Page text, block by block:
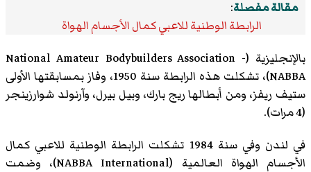
مقالة مفصلة:
الرابطة الوطنية للاعبي كمال الأجسام الهواة
بالإنجليزية (National Amateur Bodybuilders Association -
NABBA)، تشكلت هذه الرابطة سنة 1950، وفاز بمسابقتها الأولى
ستيف ريفز، ومن أبطالها ريج بارك، وبيل بيرل، وآرنولد شوارزينجر
(4 مرات).
في لندن وفي سنة 1984 تشكلت الرابطة الوطنية للاعبي كمال
الأجسام الهواة العالمية (NABBA International)، وضمت